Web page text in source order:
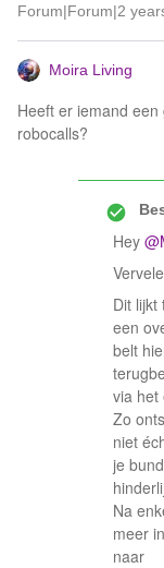
Forum|Forum|2
Moira Living
Heeft er iemand
robocalls?
Hey
Dit lijkt
een
belt
via het
Zo
niet
je
Na
meer
naar